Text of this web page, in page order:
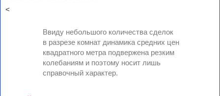
<
Ввиду небольшого количества сделок
в разрезе комнат динамика средних цен
квадратного метра подвержена резким
колебаниям и поэтому носит лишь
справочный характер.